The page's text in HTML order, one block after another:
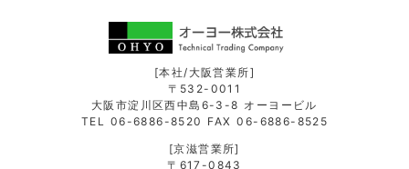
[本社/大阪営業所]
〒532-0011
大阪市淀川区西中島6-3-8 オーヨービル
TEL 06-6886-8520 FAX 06-6886-8525
[京滋営業所]
〒617-0843